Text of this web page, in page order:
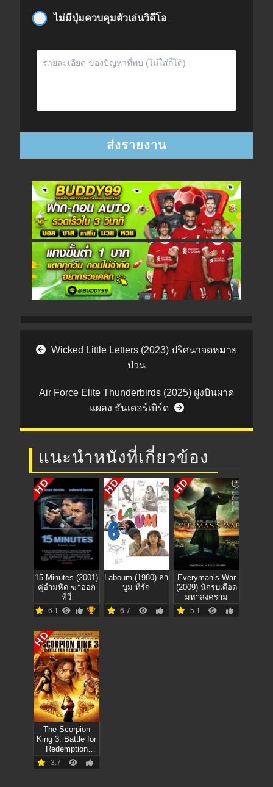
ไม่มีปุ่มควบคุมตัวเล่นวิดีโอ
Post navigation
Wicked Little Letters (2023) ปริศนาจดหมาย
ป่วน
Air Force Elite Thunderbirds (2025) ฝูงบินผาด
แผลง ธันเดอร์เบิร์ด
แนะนำหนังที่เกี่ยวข้อง
HD
15 Minutes (2001)
คู่อำมหิต ฆ่าออก
ทีวี
6.1
HD
Laboum (1980) ลา
บูม ที่รัก
6.7
HD
Everyman’s War
(2009) นักรบเดือด
มหาสงคราม
5.1
HD
The Scorpion
King 3: Battle for
Redemption
(2012) สงคราม
แค้นกู้บัลลังก์เดือด
3.7